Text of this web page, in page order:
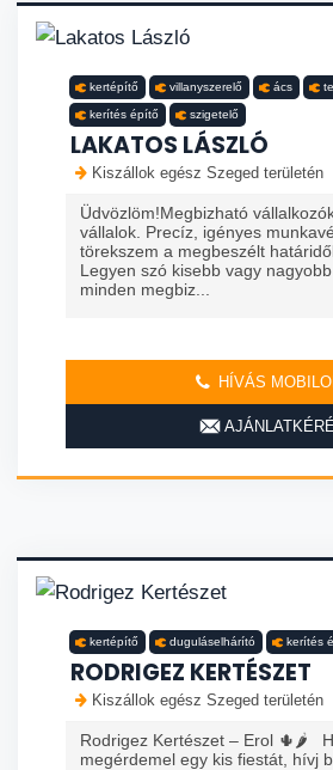
kertépítő villanyszerelő ács
kerítés építő szigetelő
LAKATOS LÁSZLÓ
Kiszállok egész Szeged területén
Üdvözlöm!Megbizható
vállalok. Precíz, igényes
törekszem a megbeszélt
Legyen szó kisebb vagy
minden megbiz...
HÍVÁS
kertépítő duguláselhárító kerítés
RODRIGEZ KERTÉSZET
Kiszállok egész Szeged területén
Rodrigez Kertészet – Erol 🌵🌶️
megérdemel egy kis fiestát, hívj